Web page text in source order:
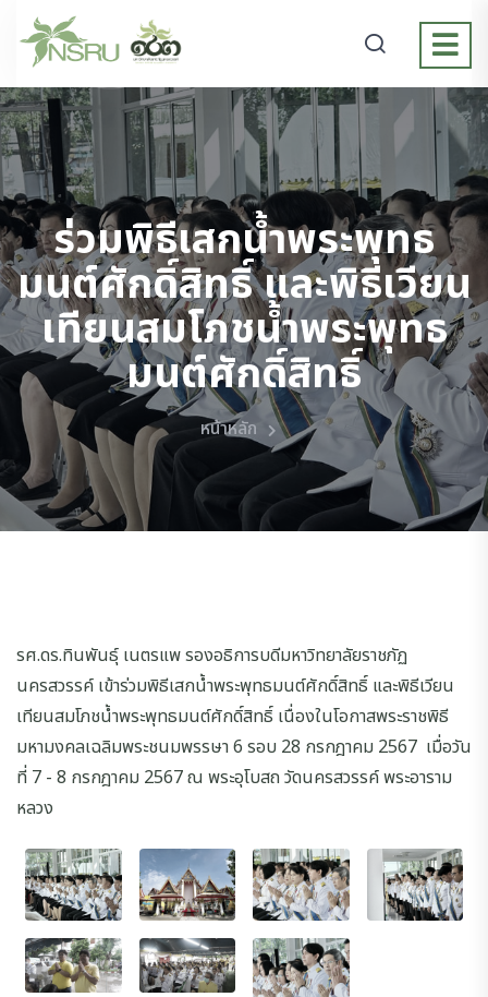
ร่วมพิธีเสกน้ำพระพุทธ
มนต์ศักดิ์สิทธิ์ และพิธีเวียน
เทียนสมโภชน้ำพระพุทธ
มนต์ศักดิ์สิทธิ์
หน้าหลัก
รศ.ดร.ทินพันธุ์ เนตรแพ รองอธิการบดีมหาวิทยาลัยราชภัฏ
นครสวรรค์ เข้าร่วมพิธีเสกน้ำพระพุทธมนต์ศักดิ์สิทธิ์ และพิธีเวียน
เทียนสมโภชน้ำพระพุทธมนต์ศักดิ์สิทธิ์ เนื่องในโอกาสพระราชพิธี
มหามงคลเฉลิมพระชนมพรรษา 6 รอบ 28 กรกฎาคม 2567 เมื่อวัน
ที่ 7 - 8 กรกฎาคม 2567ณ พระอุโบสถ วัดนครสวรรค์ พระอาราม
หลวง